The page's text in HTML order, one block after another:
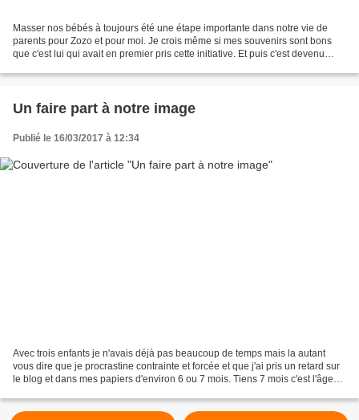
Masser nos bébés à toujours été une étape importante dans notre vie de
parents pour Zozo et pour moi. Je crois même si mes souvenirs sont bons
que c'est lui qui avait en premier pris cette initiative. Et puis c'est devenu
Un faire part à notre image
Publié le 16/03/2017 à 12:34
Avec trois enfants je n'avais déjà pas beaucoup de temps mais la autant
vous dire que je procrastine contrainte et forcée et que j'ai pris un retard sur
le blog et dans mes papiers d'environ 6 ou 7 mois. Tiens 7 mois c'est l'âge